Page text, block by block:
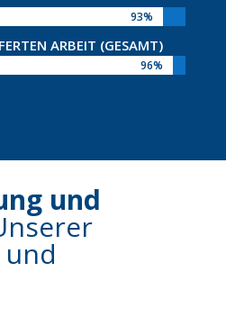
93%
93%
ARBEIT (GESAMT)
96%
96%
und